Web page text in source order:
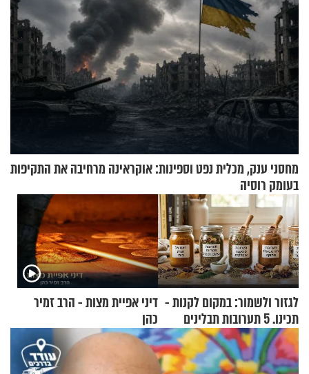
מחסני ענק, מכלית נפט וספינות: אוקראינה מרחיבה את התקיפות
בעומק רוסיה
לגזור ולשמור: במקום לקנות -
תכינו. 5 תערובות תבלינים
שמתאימות להכל
דיני אפיית מצות - הרב זמיר
כהן